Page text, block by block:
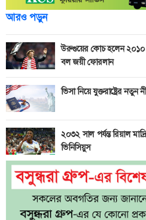
আরও পড়ুন
উরুগুয়ের কোচ হলেন ২০১০
বল জয়ী ফোরলান
ভিসা নিয়ে যুক্তরাষ্ট্রের নতুন
২০৩২ সাল পর্যন্ত রিয়াল
ভিনিসিয়ুস